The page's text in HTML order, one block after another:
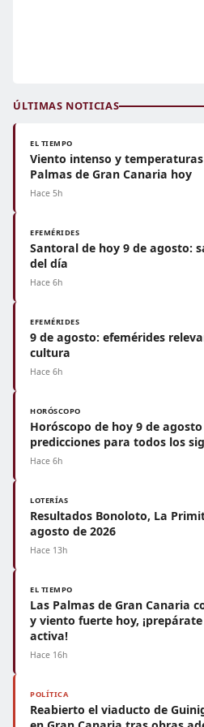
ÚLTIMAS NOTICIAS
EL TIEMPO
Viento intenso y
Palmas de Gran Canaria hoy
Hace 5h
EFEMÉRIDES
Santoral de hoy 9 de agosto:
del día
Hace 6h
EFEMÉRIDES
9 de agosto: efemérides
cultura
Hace 6h
HORÓSCOPO
Horóscopo de hoy 9 de
predicciones para todos los
Hace 6h
LOTERÍAS
Resultados Bonoloto, La
agosto de 2026
Hace 13h
EL TIEMPO
Las Palmas de Gran Canaria
y viento fuerte hoy,
activa!
Hace 16h
POLÍTICA
Reabierto el viaducto de